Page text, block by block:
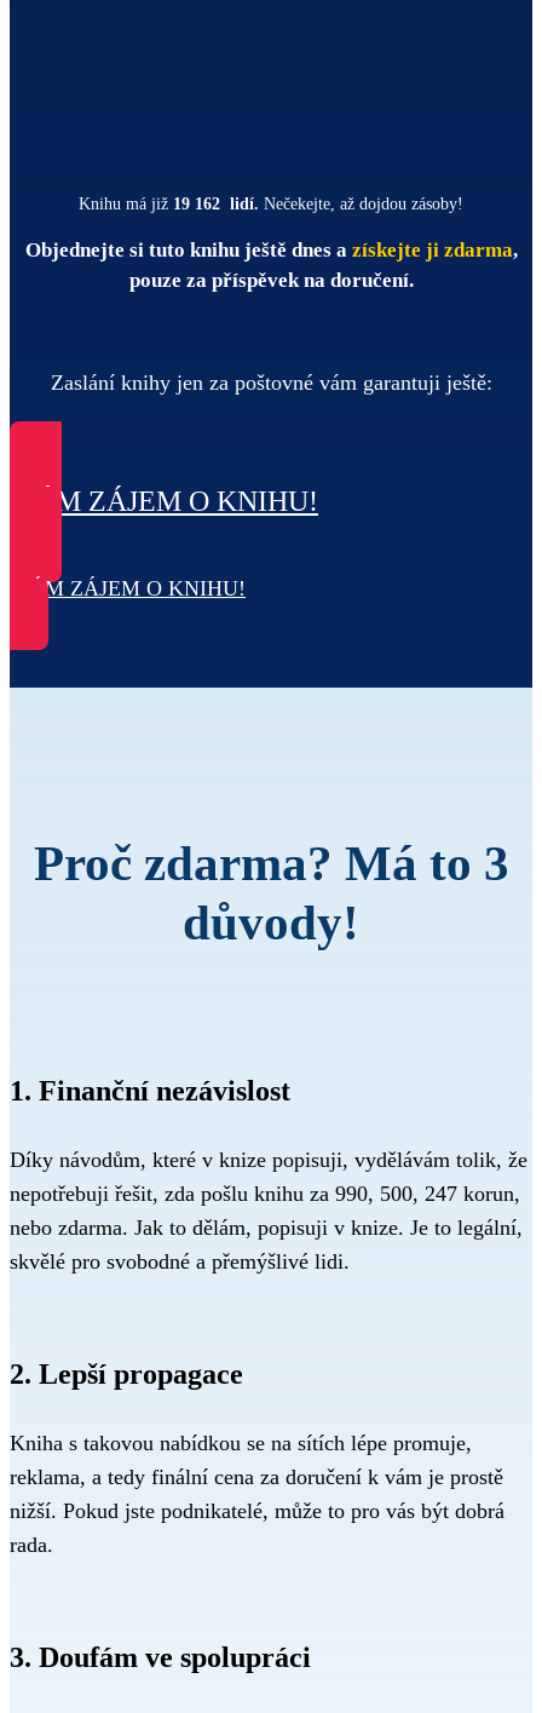
Knihu má již 19 162 lidí. Nečekejte, až dojdou zásoby!
Objednejte si tuto knihu ještě dnes azískejte ji zdarma,
pouze za příspěvek na doručení.
Zaslání knihy jen za poštovné vám garantuji ještě:
MÁM ZÁJEM O KNIHU!
MÁM ZÁJEM O KNIHU!
Proč zdarma? Má to 3
důvody!
1. Finanční nezávislost
Díky návodům, které v knize popisuji, vydělávám tolik, že
nepotřebuji řešit, zda pošlu knihu za 990, 500, 247 korun,
nebo zdarma. Jak to dělám, popisuji v knize. Je to legální,
skvělé pro svobodné a přemýšlivé lidi.
2. Lepší propagace
Kniha s takovou nabídkou se na sítích lépe promuje,
reklama, a tedy finální cena za doručení k vám je prostě
nižší. Pokud jste podnikatelé, může to pro vás být dobrá
rada.
3. Doufám ve spolupráci